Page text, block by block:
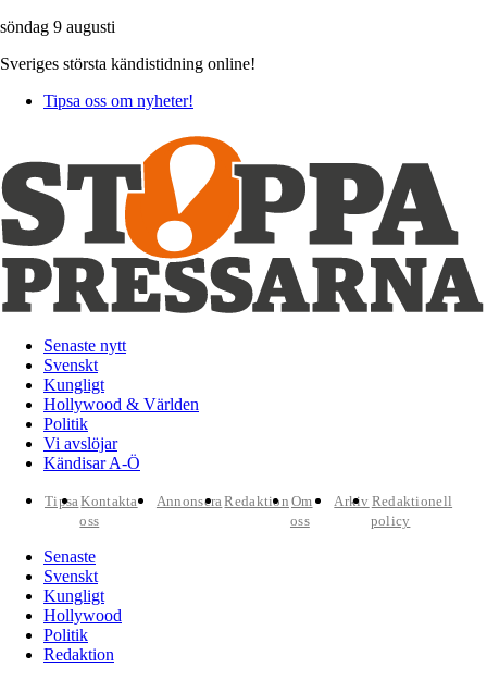
söndag 9 augusti
Sveriges största kändistidning online!
Tipsa oss om nyheter!
Senaste nytt
Svenskt
Kungligt
Hollywood & Världen
Politik
Vi avslöjar
Kändisar A-Ö
TipsaKontakta
oss
AnnonseraRedaktion Om
oss
Arkiv Redaktionell
policy
Senaste
Svenskt
Kungligt
Hollywood
Politik
Redaktion